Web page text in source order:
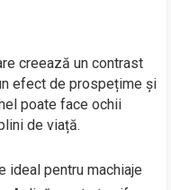
creează un contrast
efect de prospețime și
poate face ochii
de viață.
ideal pentru machiaje